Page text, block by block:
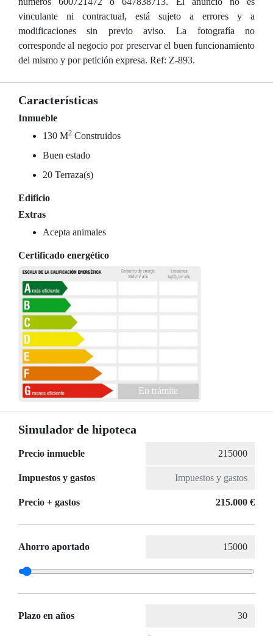
vinculante ni contractual, está sujeto a errores y a
modificaciones sin previo aviso. La fotografía no
corresponde al negocio por preservar el buen funcionamiento
del mismo y por petición expresa. Ref: Z-893.
Características
Inmueble
130 M2 Construidos
Buen estado
20 Terraza(s)
Edificio
Extras
Acepta animales
Certificado energético
En trámite
Simulador de hipoteca
Precio inmueble
Impuestos y gastos
Precio + gastos 215.000 €
Ahorro aportado
Plazo en años